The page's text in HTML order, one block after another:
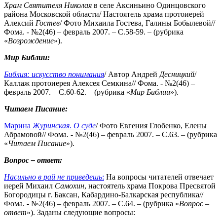
Храм Святителя Николая в селе Аксиньино Одинцовского
района Московской области/ Настоятель храма протоиерей
Алексий Гостев/ Фото Михаила Гостева, Галины Бобылевой//
Фома. - №2(46) – февраль 2007. – С.58-59. – (рубрика
«Возрождение»).
Мир Библии:
Библия: искусство понимания/ Автор Андрей Десницкий/
Каллаж протоиерея Алексея Семкина// Фома. - №2(46) –
февраль 2007. – С.60-62. – (рубрика «Мир Библии»).
Читаем Писание:
Марина Журинская. О суде/ Фото Евгения Глобенко, Елены
Абрамовой// Фома. - №2(46) – февраль 2007. – С.63. – (рубрика
«Читаем Писание»).
Вопрос – ответ:
Насильно в рай не приведешь: На вопросы читателей отвечает
иерей Михаил Самохин, настоятель храма Покрова Пресвятой
Богородицы г. Баксан, Кабардино-Балкарская республика//
Фома. - №2(46) – февраль 2007. – С.64. – (рубрика «Вопрос –
ответ»). Заданы следующие вопросы: